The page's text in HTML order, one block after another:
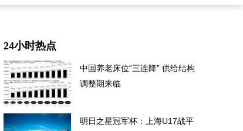
24小时热点
中国养老床位“三连降” 供给结构
调整期来临
明日之星冠军杯：上海U17战平